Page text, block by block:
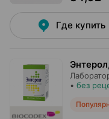
Где купить
• без